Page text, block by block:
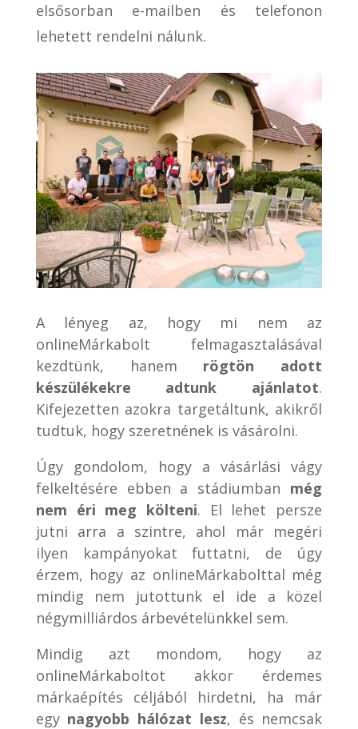
elsősorban e-mailben és telefonon
lehetett rendelni nálunk.
A lényeg az, hogy mi nem az
onlineMárkabolt felmagasztalásával
kezdtünk, hanem rögtön adott
készülékekre adtunk ajánlatot.
Kifejezetten azokra targetáltunk, akikről
tudtuk, hogy szeretnének is vásárolni.
Úgy gondolom, hogy a vásárlási vágy
felkeltésére ebben a stádiumban még
nem éri meg költeni. El lehet persze
jutni arra a szintre, ahol már megéri
ilyen kampányokat futtatni, de úgy
érzem, hogy az onlineMárkabolttal még
mindig nem jutottunk el ide a közel
négymilliárdos árbevételünkkel sem.
Mindig azt mondom, hogy az
onlineMárkaboltot akkor érdemes
márkaépítés céljából hirdetni, ha már
egy nagyobb hálózat lesz, és nemcsak